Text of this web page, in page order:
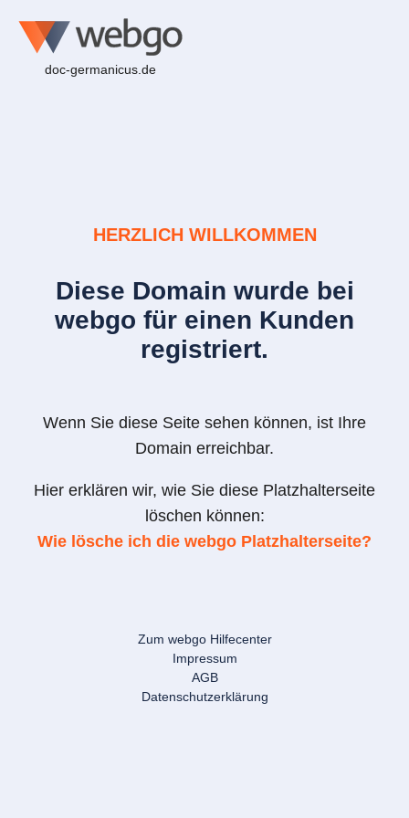
doc-germanicus.de
HERZLICH WILLKOMMEN
Diese Domain wurde bei
webgo für einen Kunden
registriert.
Wenn Sie diese Seite sehen können, ist Ihre
Domain erreichbar.
Hier erklären wir, wie Sie diese Platzhalterseite
löschen können:
Wie lösche ich die webgo Platzhalterseite?
Zum webgo Hilfecenter
Impressum
AGB
Datenschutzerklärung